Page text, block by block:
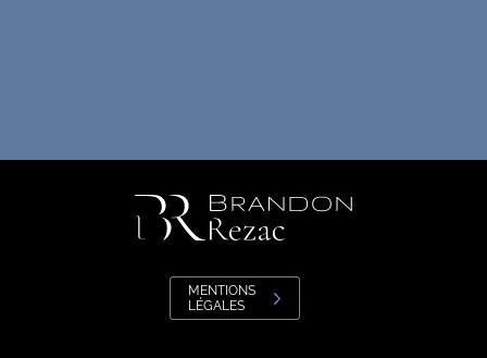
MENTIONS
LÉGALES